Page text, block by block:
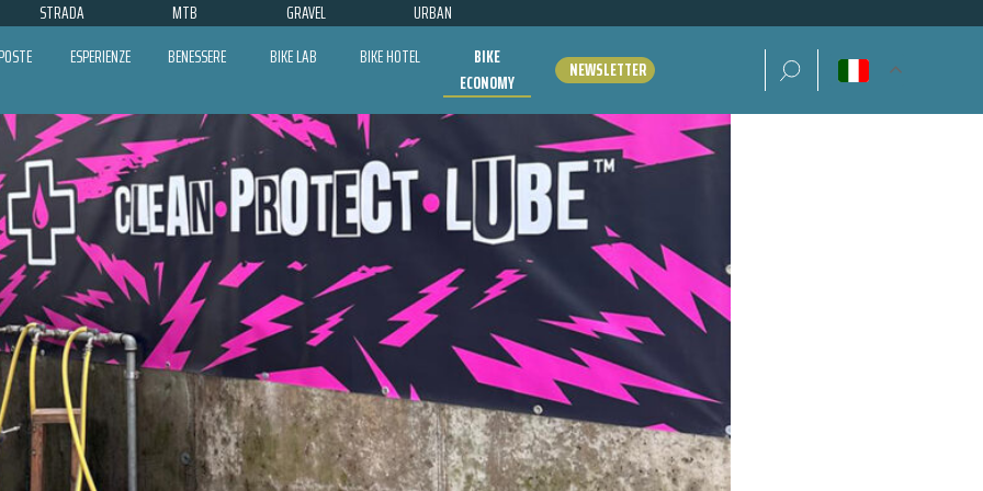
STRADA MTB GRAVEL URBAN
ESPERIENZE BENESSERE BIKE LAB BIKE HOTEL
BIKE
ECONOMY
NEWSLETTER Ricerca per: